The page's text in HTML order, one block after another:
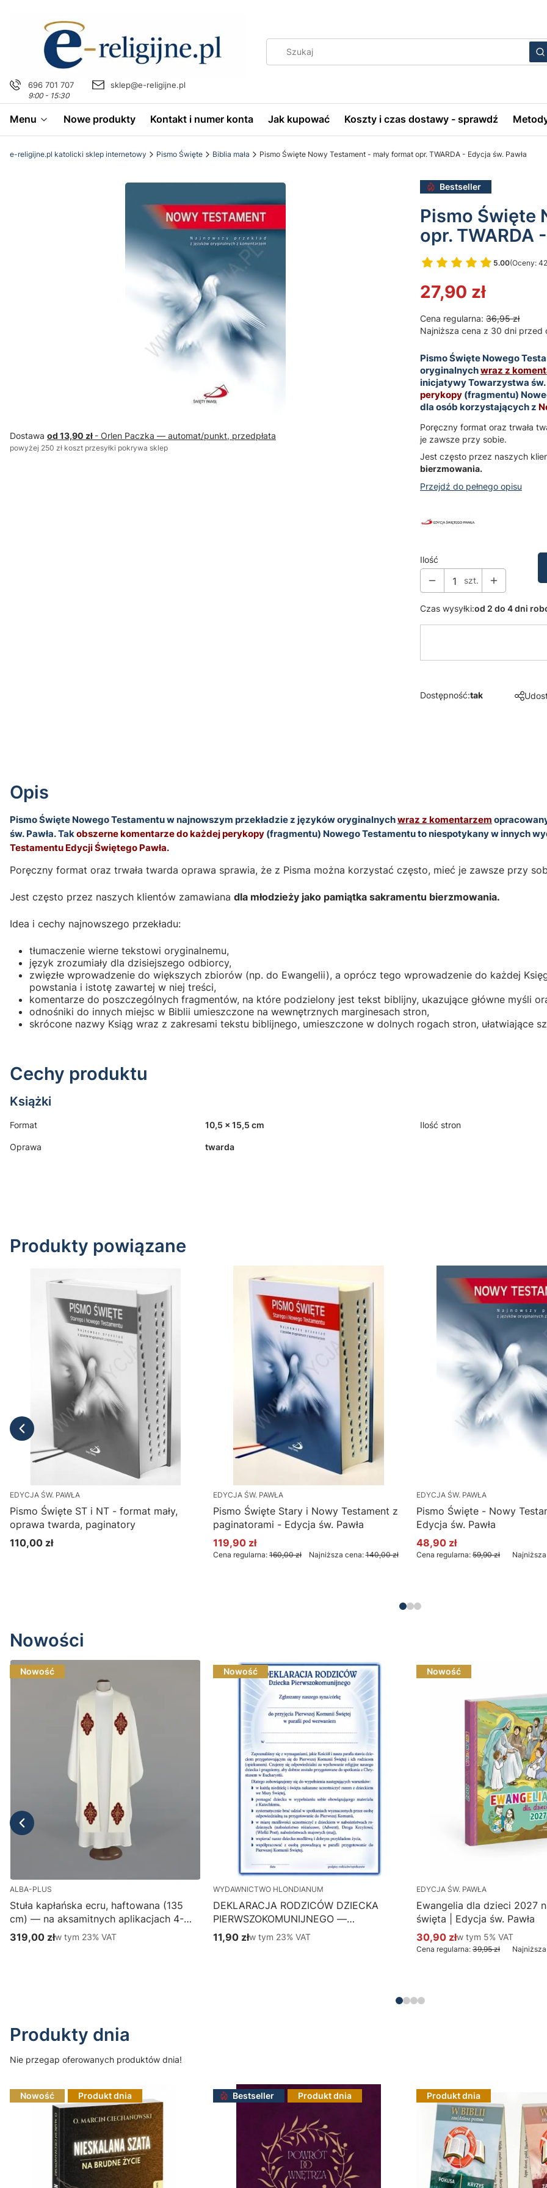
696 701 707
9:00 - 15:30
sklep@e-religijne.pl
Menu Nowe produkty Kontakt i numer konta Jak kupować Koszty i czas dostawy - sprawdź
e-religijne.pl katolicki sklep internetowy Pismo Święte Biblia mała Pismo Święte Nowy Testament - mały format opr. TWARDA - Edycja św. Pawła
Dostawa od 13,90 zł - Orlen Paczka — automat/punkt, przedpłata
powyżej 250 zł koszt przesyłki pokrywa sklep
Bestseller
Pismo Święte
opr. TWARDA
5.00(Oceny:
Przejdź do
27,90 zł
Cena regularna: 36,95 zł
Najniższa cena z 30 dni przed
Pismo Święte Nowego
oryginalnychwraz z
inicjatywy Towarzystwa św.
perykopy (fragmentu)
dla osób korzystających z
Poręczny format oraz trwała
je zawsze przy sobie.
Jest często przez naszych
bierzmowania.
Przejdź do pełnego opisu
Ilość
szt.
Czas wysyłki:od 2 do 4 dni
Dostępność:tak
Opis
Pismo Święte Nowego Testamentu w najnowszym przekładzie z języków oryginalnychwraz z komentarzem
św. Pawła. Takobszerne komentarze do każdej perykopy (fragmentu) Nowego Testamentu to niespotykany w innych
Testamentu Edycji Świętego Pawła.
Poręczny format oraz trwała twarda oprawa sprawia, że z Pisma można korzystać często, mieć je zawsze przy
Jest często przez naszych klientów zamawiana dla młodzieży jako pamiątka sakramentu bierzmowania.
Idea i cechy najnowszego przekładu:
tłumaczenie wierne tekstowi oryginalnemu,
język zrozumiały dla dzisiejszego odbiorcy,
zwięzłe wprowadzenie do większych zbiorów (np. do Ewangelii), a oprócz tego wprowadzenie do każdej
powstania i istotę zawartej w niej treści,
komentarze do poszczególnych fragmentów, na które podzielony jest tekst biblijny, ukazujące główne myśli
odnośniki do innych miejsc w Biblii umieszczone na wewnętrznych marginesach stron,
skrócone nazwy Ksiąg wraz z zakresami tekstu biblijnego, umieszczone w dolnych rogach stron, ułatwiające
Cechy produktu
Książki
Format 10,5 x 15,5 cm Ilość stron
Oprawa twarda
Produkty powiązane
EDYCJA ŚW. PAWŁA
Pismo Święte ST i NT - format mały,
oprawa twarda, paginatory
Cena
110,00 zł
EDYCJA ŚW. PAWŁA
Pismo Święte Stary i Nowy Testament z
paginatorami - Edycja św. Pawła
Cena promocyjna
119,90 zł
Cena regularna: 160,00 zł Najniższa cena: 140,00 zł
EDYCJA ŚW. PAWŁA
Pismo Święte - Nowy
Edycja św. Pawła
Cena promocyjna
48,90 zł
Cena regularna: 59,90 zł
Nowości
Nowość
ALBA-PLUS
Stuła kapłańska ecru, haftowana (135
cm) — na aksamitnych aplikacjach 4-
387-1
Cena brutto
319,00 złw tym %s VAT
w tym 23% VAT
Nowość
WYDAWNICTWO HLONDIANUM
DEKLARACJA RODZICÓW DZIECKA
PIERWSZOKOMUNIJNEGO —
Wydawnictwo Hlondianum - druk
parafialny, paczka 50 szt.
Cena brutto
11,90 złw tym %s VAT
w tym 23% VAT
Nowość
EDYCJA ŚW. PAWŁA
Ewangelia dla dzieci 2027
święta | Edycja św. Pawła
Cena promocyjna brutto
30,90 złw tym %s VAT
w tym 5% VAT
Cena regularna: 39,95 zł
Produkty dnia
Nie przegap oferowanych produktów dnia!
Nowość Produkt dnia Bestseller Produkt dnia Produkt dnia